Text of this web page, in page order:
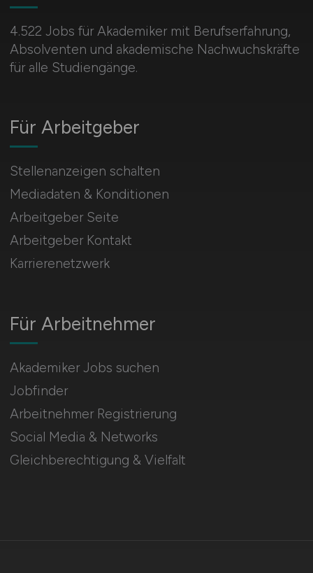
4.522 Jobs für Akademiker mit Berufserfahrung,
Absolventen und akademische Nachwuchskräfte
für alle Studiengänge.
Für Arbeitnehmer
Akademiker Jobs suchen
Jobfinder
Arbeitnehmer Registrierung
Social Media & Networks
Gleichberechtigung & Vielfalt
Für Arbeitgeber
Stellenanzeigen schalten
Mediadaten & Konditionen
Arbeitgeber Seite
Arbeitgeber Kontakt
Karrierenetzwerk